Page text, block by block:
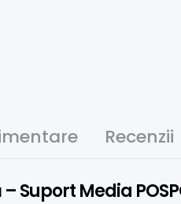
Suport Media